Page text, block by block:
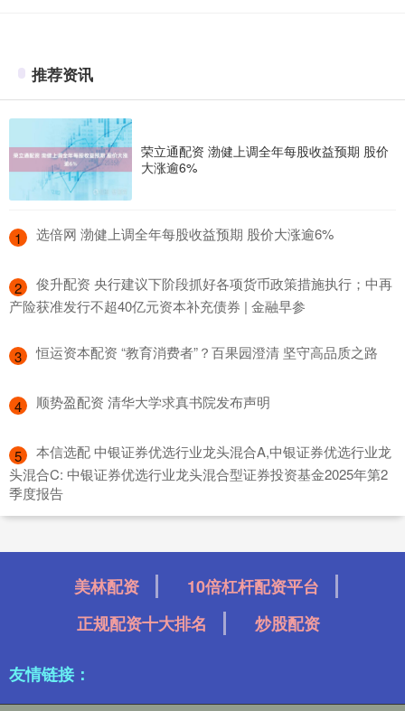
推荐资讯
荣立通配资 渤健上调全年每股收益预期 股价
大涨逾6%
1 ​选倍网 渤健上调全年每股收益预期 股价大涨逾6%
2
​俊升配资 央行建议下阶段抓好各项货币政策措施执行；中再
产险获准发行不超40亿元资本补充债券 | 金融早参
3 ​恒运资本配资 “教育消费者”？百果园澄清 坚守高品质之路
4 ​顺势盈配资 清华大学求真书院发布声明
5
​本信选配 中银证券优选行业龙头混合A,中银证券优选行业龙
头混合C: 中银证券优选行业龙头混合型证券投资基金2025年第2
季度报告
美林配资
10倍杠杆配资平台
正规配资十大排名
炒股配资
友情链接：